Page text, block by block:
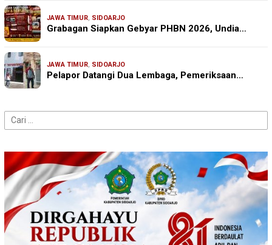
JAWA TIMUR, SIDOARJO
Grabagan Siapkan Gebyar PHBN 2026, Undia…
JAWA TIMUR, SIDOARJO
Pelapor Datangi Dua Lembaga, Pemeriksaan…
Cari
untuk: